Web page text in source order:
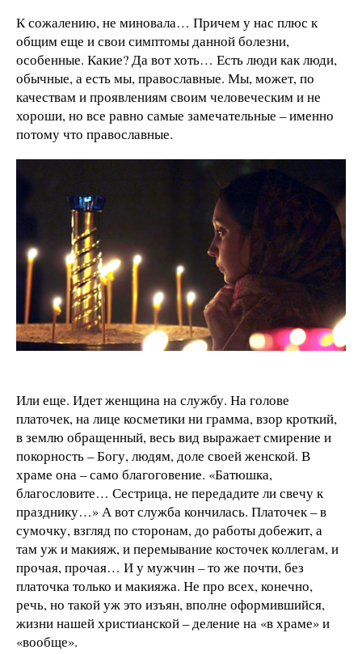
К сожалению, не миновала… Причем у нас плюс к
общим еще и свои симптомы данной болезни,
особенные. Какие? Да вот хоть… Есть люди как люди,
обычные, а есть мы, православные. Мы, может, по
качествам и проявлениям своим человеческим и не
хороши, но все равно самые замечательные – именно
потому что православные.
Или еще. Идет женщина на службу. На голове
платочек, на лице косметики ни грамма, взор кроткий,
в землю обращенный, весь вид выражает смирение и
покорность – Богу, людям, доле своей женской. В
храме она – само благоговение. «Батюшка,
благословите… Сестрица, не передадите ли свечу к
празднику…» А вот служба кончилась. Платочек – в
сумочку, взгляд по сторонам, до работы добежит, а
там уж и макияж, и перемывание косточек коллегам, и
прочая, прочая… И у мужчин – то же почти, без
платочка только и макияжа. Не про всех, конечно,
речь, но такой уж это изъян, вполне оформившийся,
жизни нашей христианской – деление на «в храме» и
«вообще».